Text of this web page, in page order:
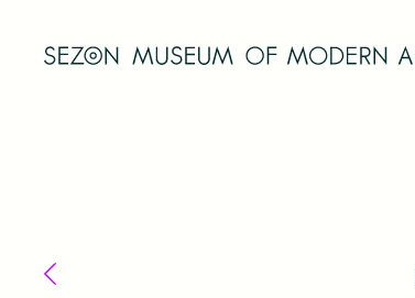
コレクション一覧へ戻る